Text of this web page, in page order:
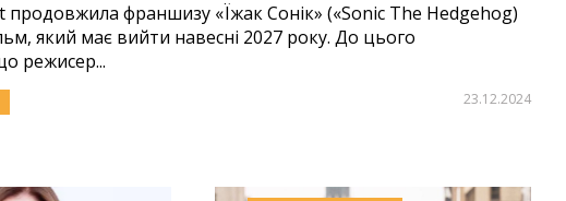
продовжила франшизу «Їжак Сонік» («Sonic The Hedgehog)
який має вийти навесні 2027 року. До цього
режисер...
23.12.2024